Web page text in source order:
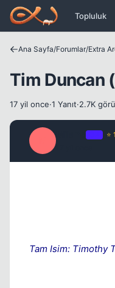
Icerige atla
Topluluk
Ana Sayfa/Forumlar/Extra
Tim Duncan
17 yil once·1 Yanıt·2.7K
⭐
Tam Isim: Timothy